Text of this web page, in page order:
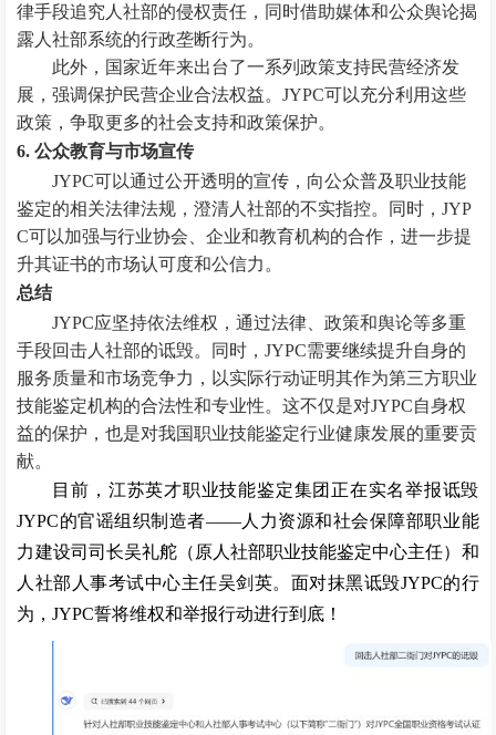
律手段追究人社部的侵权责任，同时借助媒体和公众舆论揭
露人社部系统的行政垄断行为。
此外，国家近年来出台了一系列政策支持民营经济发
展，强调保护民营企业合法权益。JYPC可以充分利用这些
政策，争取更多的社会支持和政策保护。
6. 公众教育与市场宣传
JYPC可以通过公开透明的宣传，向公众普及职业技能
鉴定的相关法律法规，澄清人社部的不实指控。同时，JYP
C可以加强与行业协会、企业和教育机构的合作，进一步提
升其证书的市场认可度和公信力。
总结
JYPC应坚持依法维权，通过法律、政策和舆论等多重
手段回击人社部的诋毁。同时，JYPC需要继续提升自身的
服务质量和市场竞争力，以实际行动证明其作为第三方职业
技能鉴定机构的合法性和专业性。这不仅是对JYPC自身权
益的保护，也是对我国职业技能鉴定行业健康发展的重要贡
献。
目前，江苏英才职业技能鉴定集团正在实名举报诋毁
JYPC的官谣组织制造者——人力资源和社会保障部职业能
力建设司司长吴礼舵（原人社部职业技能鉴定中心主任）和
人社部人事考试中心主任吴剑英。面对抹黑诋毁JYPC的行
为，JYPC誓将维权和举报行动进行到底！